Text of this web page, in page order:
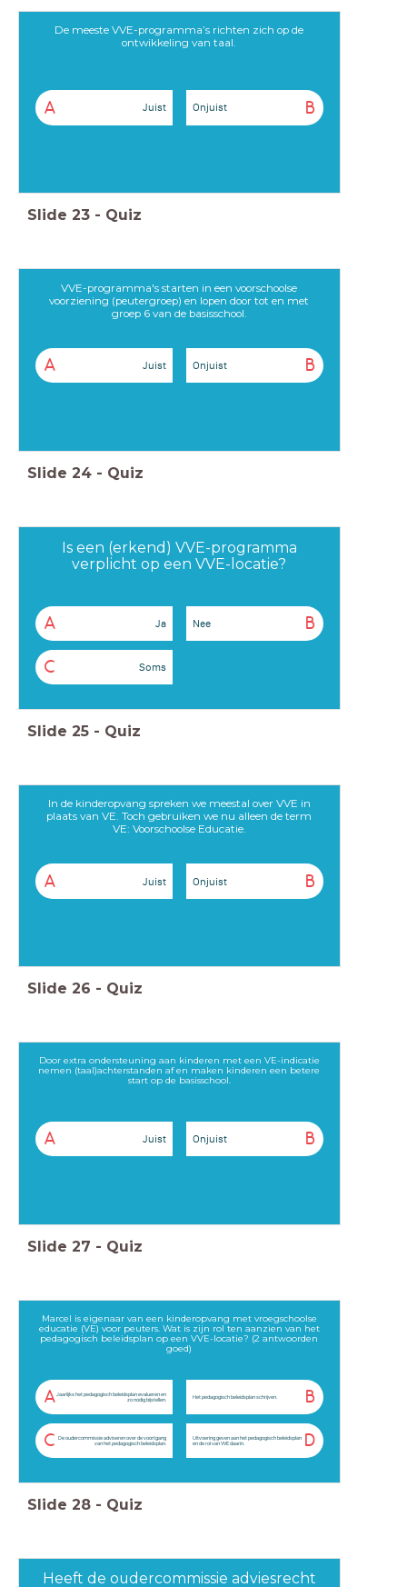
De meeste VVE-programma’s richten zich op de
ontwikkeling van taal.
A Juist B
Onjuist
Slide 23 - Quiz
VVE-programma's starten in een voorschoolse
voorziening (peutergroep) en lopen door tot en met
groep 6 van de basisschool.
A Juist B
Onjuist
Slide 24 - Quiz
Is een (erkend) VVE-programma
verplicht op een VVE-locatie?
A Ja B
Nee
C Soms
Slide 25 - Quiz
In de kinderopvang spreken we meestal over VVE in
plaats van VE. Toch gebruiken we nu alleen de term
VE: Voorschoolse Educatie.
A Juist B
Onjuist
Slide 26 - Quiz
Door extra ondersteuning aan kinderen met een VE-indicatie
nemen (taal)achterstanden af en maken kinderen een betere
start op de basisschool.
A Juist B
Onjuist
Slide 27 - Quiz
Marcel is eigenaar van een kinderopvang met vroegschoolse
educatie (VE) voor peuters. Wat is zijn rol ten aanzien van het
pedagogisch beleidsplan op een VVE-locatie? (2 antwoorden
goed)
AJaarlijks het pedagogisch beleidsplan evalueren en
zo nodig bijstellen. B
Het pedagogisch beleidsplan schrijven.
C De oudercommissie adviseren over de voortgang
van het pedagogisch beleidsplan. D
Uitvoering geven aan het pedagogisch beleidsplan
en de rol van VVE daarin.
Slide 28 - Quiz
Heeft de oudercommissie adviesrecht